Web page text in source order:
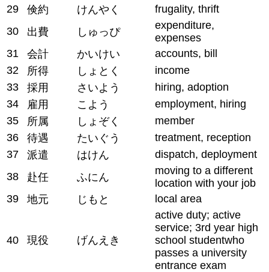
29
倹約 けんやく
frugality, thrift
30
出費 しゅっぴ
expenditure,
expenses
31
会計 かいけい
accounts, bill
32
所得 しょとく
income
33
採用 さいよう
hiring, adoption
34
雇用 こよう
employment, hiring
35
所属 しょぞく
member
36
待遇 たいぐう
treatment, reception
37
派遣 はけん
dispatch, deployment
38
赴任 ふにん
moving to a different
location with your job
39
地元 じもと local area
40 現役 げんえき
active duty; active
service; 3rd year high
school studentwho
passes a university
entrance exam